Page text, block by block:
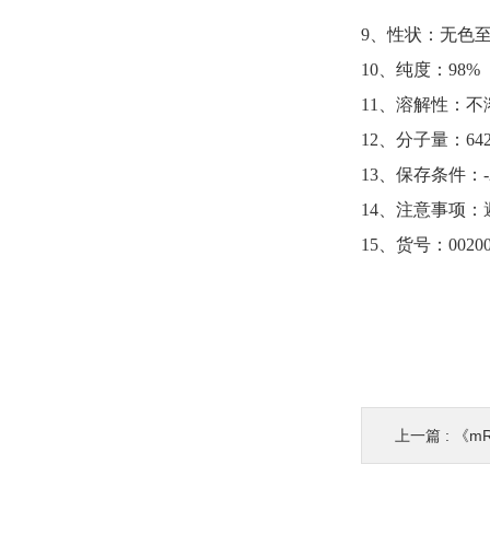
9、性状：无色
10、纯度：98%
11、溶解性：
12、分子量：
13、保存条件
14、注意事项
15、货号：
上一篇 : 《